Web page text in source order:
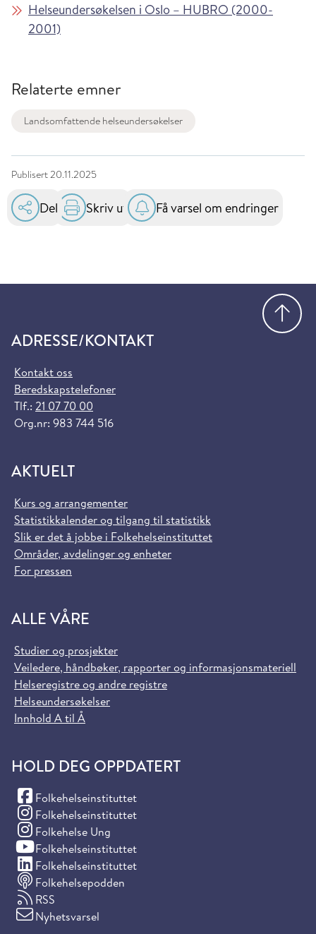
Helseundersøkelsen i Oslo – HUBRO (2000-
2001)
Relaterte emner
Landsomfattende helseundersøkelser
Publisert20.11.2025
Del Skriv ut Få varsel om endringer
ADRESSE/KONTAKT
Kontakt oss
Beredskapstelefoner
Tlf.: 21 07 70 00
Org.nr: 983 744 516
AKTUELT
Kurs og arrangementer
Statistikkalender og tilgang til statistikk
Slik er det å jobbe i Folkehelseinstituttet
Områder, avdelinger og enheter
For pressen
ALLE VÅRE
Studier og prosjekter
Veiledere, håndbøker, rapporter og informasjonsmateriell
Helseregistre og andre registre
Helseundersøkelser
Innhold A til Å
HOLD DEG OPPDATERT
Folkehelseinstituttet
(Facebook)
Folkehelseinstituttet
(Instagram)
Folkehelse Ung
(Instagram)
Folkehelseinstituttet
(YouTube)
Folkehelseinstituttet
(LinkedIn)
Folkehelsepodden
RSS
Nyhetsvarsel